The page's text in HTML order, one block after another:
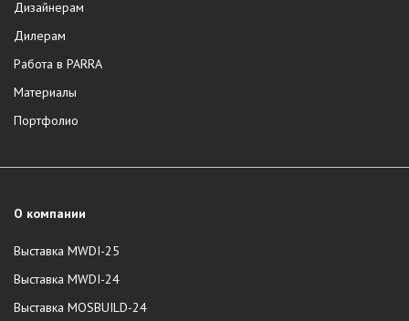
Дизайнерам
Дилерам
Работа в PARRA
Материалы
Портфолио
О компании
Выставка MWDI-25
Выставка MWDI-24
Выставка MOSBUILD-24